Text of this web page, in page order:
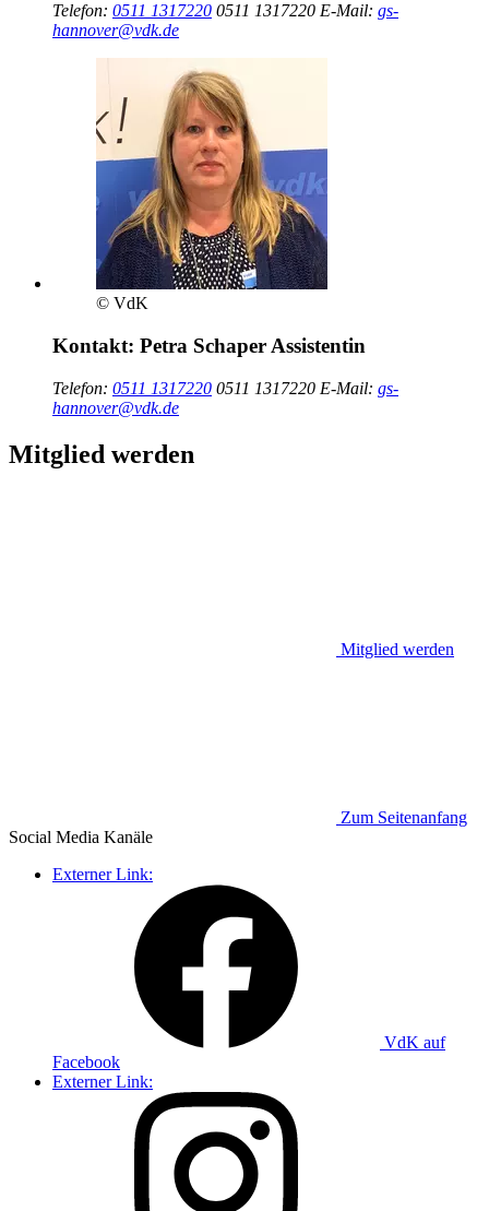
Telefon: 0511 1317220 0511 1317220 E-Mail: gs-
hannover@vdk.de
© VdK
Kontakt: Petra Schaper Assistentin
Telefon: 0511 1317220 0511 1317220 E-Mail: gs-
hannover@vdk.de
Mitglied werden
Mitglied werden
Zum Seitenanfang
Social Media Kanäle
Externer Link:
VdK auf
Facebook
Externer Link: